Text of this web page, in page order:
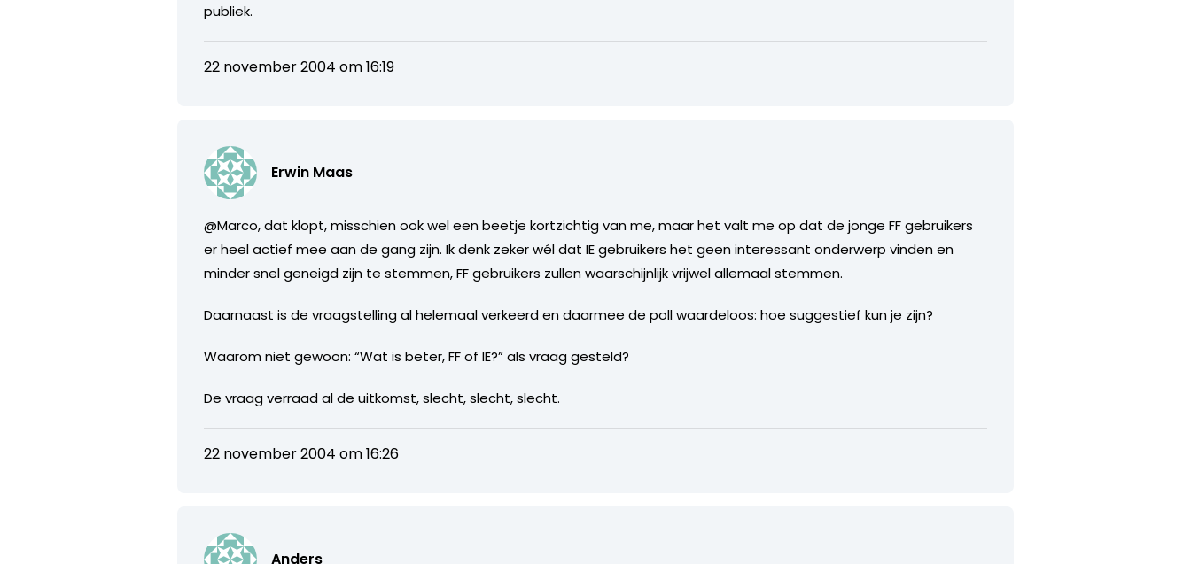
publiek.
22 november 2004 om 16:19
Erwin Maas
@Marco, dat klopt, misschien ook wel een beetje kortzichtig van me, maar het valt me op dat de jonge FF gebruikers
er heel actief mee aan de gang zijn. Ik denk zeker wél dat IE gebruikers het geen interessant onderwerp vinden en
minder snel geneigd zijn te stemmen, FF gebruikers zullen waarschijnlijk vrijwel allemaal stemmen.
Daarnaast is de vraagstelling al helemaal verkeerd en daarmee de poll waardeloos: hoe suggestief kun je zijn?
Waarom niet gewoon: “Wat is beter, FF of IE?” als vraag gesteld?
De vraag verraad al de uitkomst, slecht, slecht, slecht.
22 november 2004 om 16:26
Anders